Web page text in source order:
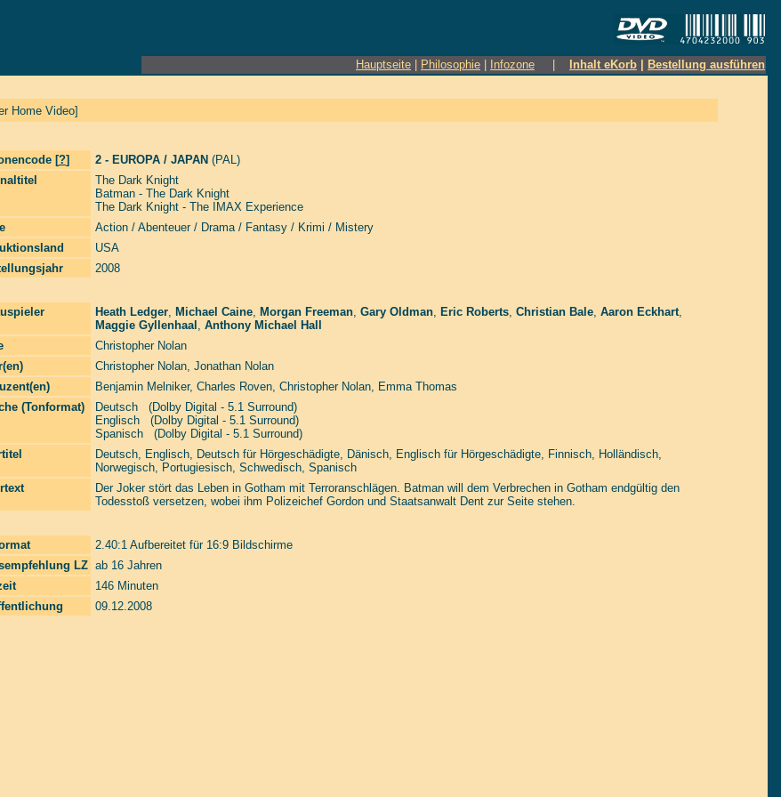
Hauptseite Philosophie Infozone Inhalt eKorb Bestellung ausführen
Home Video]
[?] 2 - EUROPA / JAPAN (PAL)
The Dark Knight
Batman - The Dark Knight
The Dark Knight - The IMAX Experience
Action / Abenteuer / Drama / Fantasy / Krimi / Mistery
USA
2008
Heath Ledger, Michael Caine, Morgan Freeman, Gary Oldman, Eric Roberts, Christian Bale, Aaron Eckhart,
Maggie Gyllenhaal , Anthony Michael Hall
Christopher Nolan
Christopher Nolan, Jonathan Nolan
Benjamin Melniker, Charles Roven, Christopher Nolan, Emma Thomas
(Tonformat)
Deutsch (Dolby Digital - 5.1 Surround)
Englisch (Dolby Digital - 5.1 Surround)
Spanisch (Dolby Digital - 5.1 Surround)
Deutsch, Englisch, Deutsch für Hörgeschädigte, Dänisch, Englisch für Hörgeschädigte, Finnisch, Holländisch,
Norwegisch, Portugiesisch, Schwedisch, Spanisch
Der Joker stört das Leben in Gotham mit Terroranschlägen. Batman will dem Verbrechen in Gotham endgültig den
Todesstoß versetzen, wobei ihm Polizeichef Gordon und Staatsanwalt Dent zur Seite stehen.
2.40:1 Aufbereitet für 16:9 Bildschirme
LZ ab 16 Jahren
146 Minuten
09.12.2008